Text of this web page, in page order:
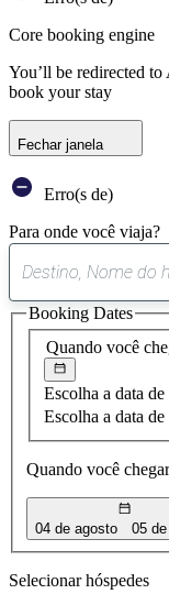
Core booking engine
You’ll be redirected
book your stay
Fechar janela
Erro(s de)
Para onde você viaja?
Quando você
Escolha a data
Escolha a data
Quando você
04 de agosto 05
Booking Dates
Selecionar hóspedes